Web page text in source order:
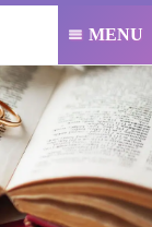
 MENU